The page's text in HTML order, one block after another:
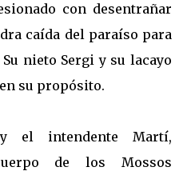
con desentrañar
caída del paraíso para
nieto Sergi y su lacayo
su propósito.
el intendente Martí,
de los Mossos